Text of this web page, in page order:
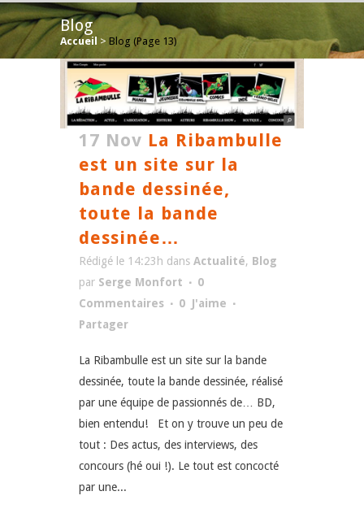
Blog
Accueil > Blog (Page 13)
17 Nov La Ribambulle
est un site sur la
bande dessinée,
toute la bande
dessinée…
Rédigé le 14:23h dans Actualité, Blog
par Serge Monfort
0
Commentaires
0 J'aime
Partager
La Ribambulle est un site sur la bande
dessinée, toute la bande dessinée, réalisé
par une équipe de passionnés de… BD,
bien entendu! Et on y trouve un peu de
tout : Des actus, des interviews, des
concours (hé oui !). Le tout est concocté
par une...